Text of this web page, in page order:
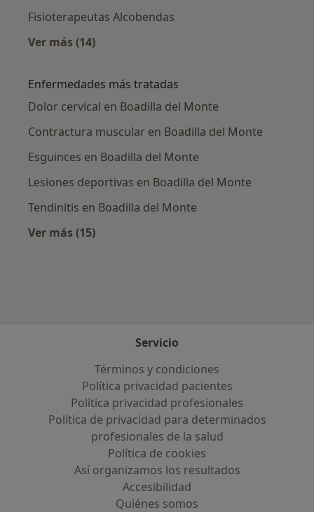
Fisioterapeutas Alcobendas
Ver más (14)
Enfermedades más tratadas
Dolor cervical en Boadilla del Monte
Contractura muscular en Boadilla del Monte
Esguinces en Boadilla del Monte
Lesiones deportivas en Boadilla del Monte
Tendinitis en Boadilla del Monte
Ver más (15)
Servicio
Términos y condiciones
Política privacidad pacientes
Política privacidad profesionales
Política de privacidad para determinados
profesionales de la salud
Política de cookies
Así organizamos los resultados
Accesibilidad
Quiénes somos